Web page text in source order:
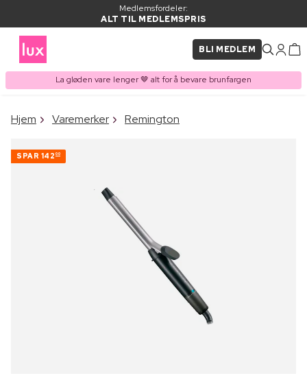
Medlemsfordeler:
ALT TIL MEDLEMSPRIS
BLI MEDLEM
La gløden vare lenger 🤎 alt for å bevare brunfargen
VARE LAGT I
Kjøpes ofte sammen med
Hjem Varemerker Remington
SPAR 142 00